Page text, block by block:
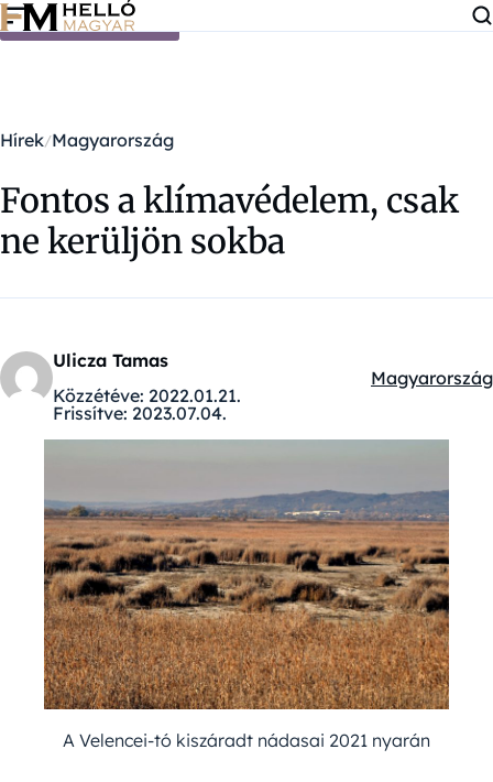
Ugrás a tartalomra
Hírek Magyarország
Fontos a klímavédelem, csak
ne kerüljön sokba
Ulicza Tamas
Közzétéve: 2022.01.21.
Frissítve: 2023.07.04.
Kategóriák:
Magyarország
A Velencei-tó kiszáradt nádasai 2021 nyarán